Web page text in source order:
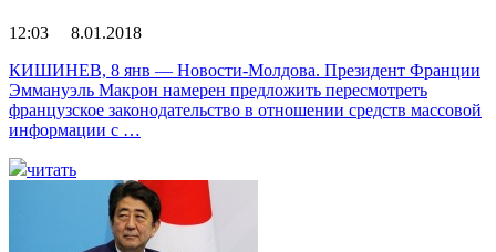
12:03 8.01.2018
КИШИНЕВ, 8 янв — Новости-Молдова. Президент Франции
Эммануэль Макрон намерен предложить пересмотреть
французское законодательство в отношении средств массовой
информации с …
читать